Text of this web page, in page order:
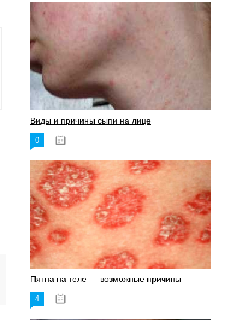
Виды и причины сыпи на лице
0
Пятна на теле — возможные причины
4